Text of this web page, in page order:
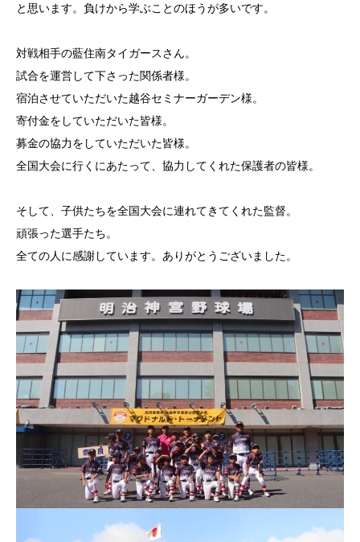
と思います。負けから学ぶことのほうが多いです。
対戦相手の藍住南タイガースさん。
試合を運営して下さった関係者様。
宿泊させていただいた越谷セミナーガーデン様。
寄付金をしていただいた皆様。
募金の協力をしていただいた皆様。
全国大会に行くにあたって、協力してくれた保護者の皆様。
そして、子供たちを全国大会に連れてきてくれた監督。
頑張った選手たち。
全ての人に感謝しています。ありがとうございました。